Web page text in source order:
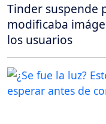
Tinder suspende
modificaba
los usuarios